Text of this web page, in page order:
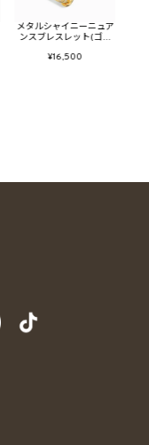
メタルシャイニーニュア
ンスブレスレット(ゴー
¥16,500